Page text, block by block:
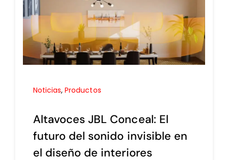
Noticias,Productos
Altavoces JBL Conceal: El
futuro del sonido invisible en
el diseño de interiores